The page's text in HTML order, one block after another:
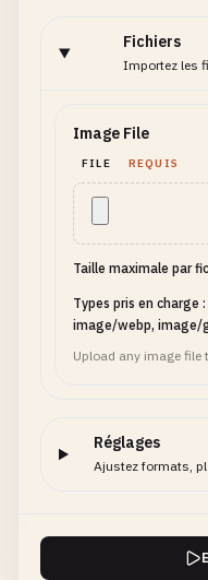
Fichiers
Importez les
Image File
FILE REQUIS
Taille maximale par
Types pris en
image/webp,
Upload any image file
Réglages
Ajustez formats,